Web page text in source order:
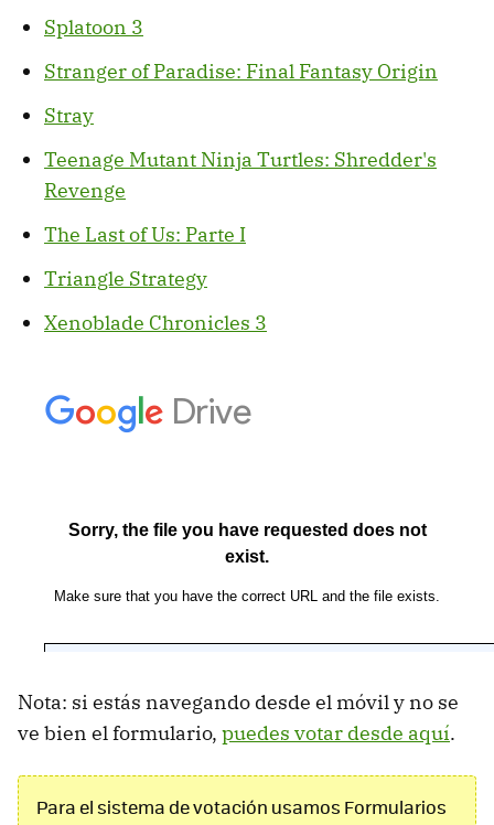
Splatoon 3
Stranger of Paradise: Final Fantasy Origin
Stray
Teenage Mutant Ninja Turtles: Shredder's
Revenge
The Last of Us: Parte I
Triangle Strategy
Xenoblade Chronicles 3
Nota: si estás navegando desde el móvil y no se
ve bien el formulario, puedes votar desde aquí.
Para el sistema de votación usamos Formularios